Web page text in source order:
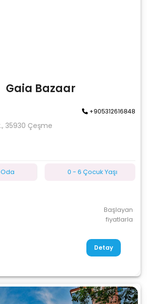
Gaia Bazaar
+905312616848
35930 Çeşme
0 - 6 Çocuk Yaşı
Başlayan
fiyatlarla
Detay